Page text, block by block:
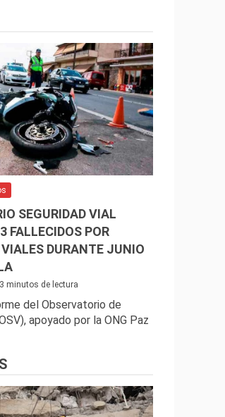
SEGURIDAD VIAL
FALLECIDOS POR
DURANTE JUNIO
3 minutos de lectura
del Observatorio de
apoyado por la ONG Paz